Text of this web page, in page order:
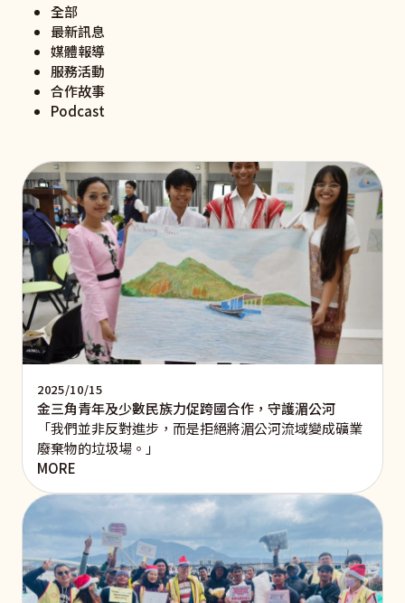
全部
最新訊息
媒體報導
服務活動
合作故事
Podcast
2025/10/15
金三角青年及少數民族力促跨國合作，守護湄公河
「我們並非反對進步，而是拒絕將湄公河流域變成礦業
廢棄物的垃圾場。」
MORE